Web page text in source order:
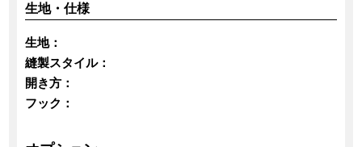
生地・仕様
生地：
縫製スタイル：
開き方：
フック：